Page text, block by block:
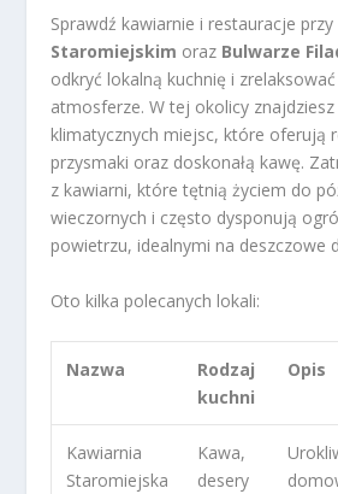
Sprawdź kawiarnie i restauracje przy
Staromiejskim oraz Bulwarze
odkryć lokalną kuchnię i
atmosferze. W tej okolicy znajdziesz
klimatycznych miejsc, które oferują
przysmaki oraz doskonałą kawę.
z kawiarni, które tętnią życiem do
wieczornych i często dysponują
powietrzu, idealnymi na deszczowe
Oto kilka polecanych lokali:
Nazwa
Rodzaj
kuchni
Opis
Kawiarnia
Staromiejska
Kawa,
desery